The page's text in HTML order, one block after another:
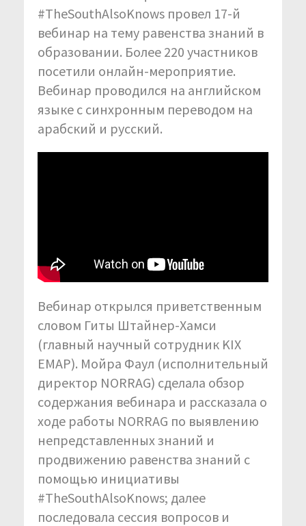
#TheSouthAlsoKnows провел 17-й
вебинар на тему равенства знаний в
образовании. Более 220 участников
посетили онлайн-мероприятие.
Вебинар проводился на английском
языке с синхронным переводом на
арабский и русский.
Вебинар открылся приветственным
словом Гиты Штайнер-Хамси
(главный научный сотрудник KIX
EMAP). Мойра Фаул (исполнительный
директор NORRAG) сделала обзор
содержания вебинара и рассказала о
ходе работы NORRAG по выявлению
непредставленных знаний и
продвижению равенства знаний с
помощью инициативы
#TheSouthAlsoKnows; далее
последовала сессия вопросов и